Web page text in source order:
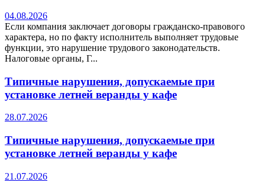
04.08.2026
Если компания заключает договоры гражданско-правового
характера, но по факту исполнитель выполняет трудовые
функции, это нарушение трудового законодательств.
Налоговые органы, Г...
Типичные нарушения, допускаемые при
установке летней веранды у кафе
28.07.2026
Типичные нарушения, допускаемые при
установке летней веранды у кафе
21.07.2026